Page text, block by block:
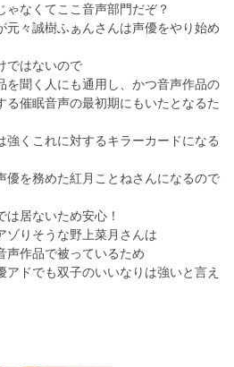
ゃなくてここ音声部門だぞ？
元々誠樹ふぁんさんは声優をやり始め
ではないので
を聞く人にも通用し、かつ音声作品の
る催眠音声の最初期にもいたとなるた
強くこれに対するキラーカードになる
優を務めた紅月ことねさんになるので
居ないため安心！
ゾりそうな野上菜月さんは
声作品で被っているため
ドでも双子のいいなりは強いと言え